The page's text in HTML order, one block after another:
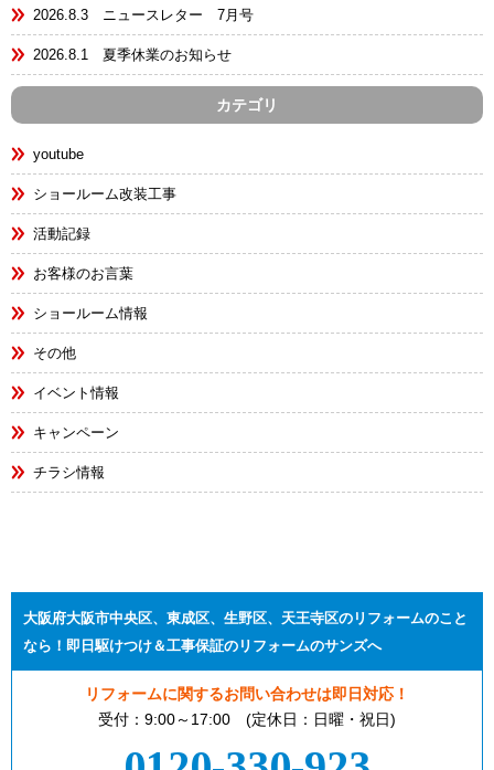
2026.8.3 ニュースレター 7月号
2026.8.1 夏季休業のお知らせ
カテゴリ
youtube
ショールーム改装工事
活動記録
お客様のお言葉
ショールーム情報
その他
イベント情報
キャンペーン
チラシ情報
大阪府大阪市中央区、東成区、生野区、天王寺区のリフォームのこと
なら！即日駆けつけ＆工事保証のリフォームのサンズへ
リフォームに関するお問い合わせは即日対応！
受付：9:00～17:00 (定休日：日曜・祝日)